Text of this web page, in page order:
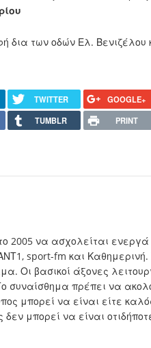
δια των οδών Ελ. Βενιζέλου
TWITTER GOOGLE+
TUMBLR PRINT
2005 να ασχολείται
sport-fm και Καθημερινή.
Οι βασικοί άξονες
συναίσθημα πρέπει να
μπορεί να είναι είτε
μπορεί να είναι